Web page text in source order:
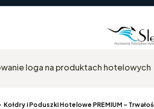
loga na produktach hotelowych
Kołdry i Poduszki Hotelowe PREMIUM –